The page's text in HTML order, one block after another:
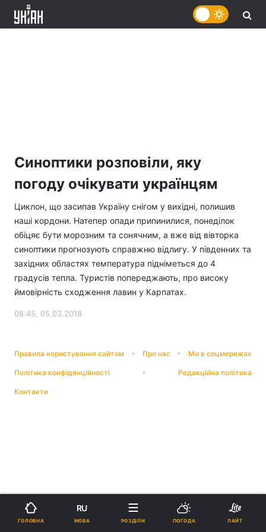
Синоптики розповіли, яку
погоду очікувати українцям
Циклон, що засипав Україну снігом у вихідні, полишив
наші кордони. Натепер опади припинилися, понеділок
обіцяє бути морозним та сонячним, а вже від вівторка
синоптики прогнозують справжню відлигу. У південних та
західних областях температура підніметься до 4
градусів тепла. Туристів попереджають, про високу
ймовірність сходження лавин у Карпатах.
08:45, 05.03.2018
Правила користування сайтом Про нас Ми в соцмережах
Політика конфіденційності Редакційна політика
Контакти
ГОЛОВНА
RU
МОВА РОЗДІЛИ ПОГОДА ЛАЙТ